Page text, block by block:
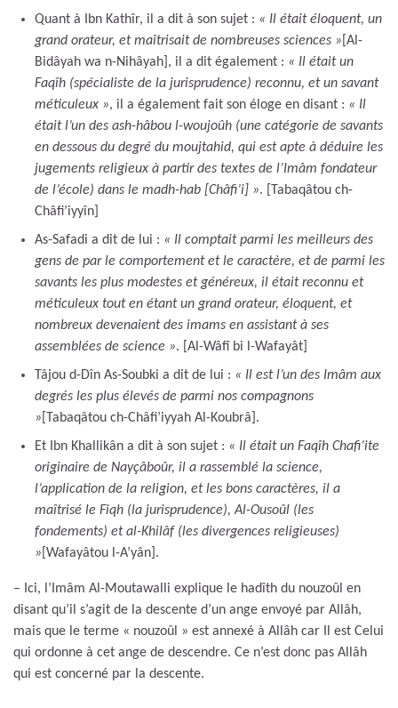
Quant à Ibn Kathîr, il a dit à son sujet : « Il était éloquent, un
grand orateur, et maîtrisait de nombreuses sciences » [Al-
Bidâyah wa n-Nihâyah], il a dit également : « Il était un
Faqîh (spécialiste de la jurisprudence) reconnu, et un savant
méticuleux », il a également fait son éloge en disant : « Il
était l’un des ash-hâbou l-woujoûh (une catégorie de savants
en dessous du degré du moujtahid, qui est apte à déduire les
jugements religieux à partir des textes de l’Imâm fondateur
de l’école) dans le madh-hab [Châfi’i] ». [Tabaqâtou ch-
Châfi’iyyîn]
As-Safadi a dit de lui : « Il comptait parmi les meilleurs des
gens de par le comportement et le caractère, et de parmi les
savants les plus modestes et généreux, il était reconnu et
méticuleux tout en étant un grand orateur, éloquent, et
nombreux devenaient des imams en assistant à ses
assemblées de science ». [Al-Wâfî bi l-Wafayât]
Tâjou d-Dîn As-Soubki a dit de lui : « Il est l’un des Imâm aux
degrés les plus élevés de parmi nos compagnons
» [Tabaqâtou ch-Châfi’iyyah Al-Koubrâ].
Et Ibn Khallikân a dit à son sujet : « Il était un Faqîh Chafi’ite
originaire de Nayçâboûr, il a rassemblé la science,
l’application de la religion, et les bons caractères, il a
maîtrisé le Fiqh (la jurisprudence), Al-Ousoûl (les
fondements) et al-Khilâf (les divergences religieuses)
» [Wafayâtou l-A’yân].
– Ici, l’Imâm Al-Moutawalli explique le hadîth du nouzoûl en
disant qu’il s’agit de la descente d’un ange envoyé par Allâh,
mais que le terme « nouzoûl » est annexé à Allâh car Il est Celui
qui ordonne à cet ange de descendre. Ce n’est donc pas Allâh
qui est concerné par la descente.